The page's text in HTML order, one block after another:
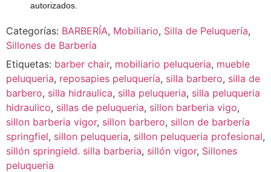
autorizados.
Categorías: BARBERÍA, Mobiliario, Silla de Peluquería,
Sillones de Barbería
Etiquetas: barber chair, mobiliario peluqueria, mueble
peluqueria, reposapies peluquería, silla barbero, silla de
barbero, silla hidraulica, silla peluqueria, silla peluqueria
hidraulico, sillas de peluqueria, sillon barberia vigo,
sillon barberia vigor, sillon barbero, sillon de barbería
springfiel, sillon peluqueria, sillon peluqueria profesional,
sillón springield. silla barberia, sillón vigor, Sillones
peluqueria